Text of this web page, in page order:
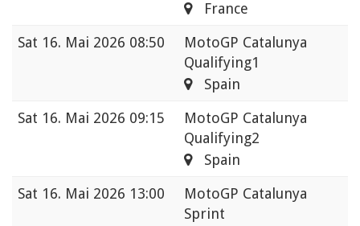
France
Sat 16. Mai 2026 08:50
MotoGP Catalunya
Qualifying1
Spain
Sat 16. Mai 2026 09:15
MotoGP Catalunya
Qualifying2
Spain
Sat 16. Mai 2026 13:00
MotoGP Catalunya
Sprint